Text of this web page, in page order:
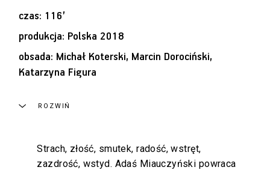
czas: 116’
produkcja: Polska 2018
obsada: Michał Koterski, Marcin Dorociński,
Katarzyna Figura
ROZWIŃ
Strach, złość, smutek, radość, wstręt,
zazdrość, wstyd. Adaś Miauczyński powraca